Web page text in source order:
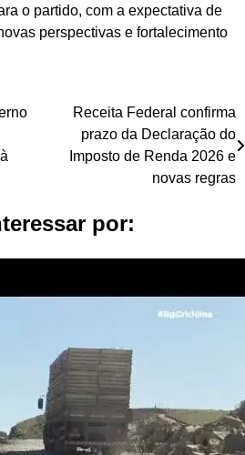
o partido, com a expectativa de
perspectivas e fortalecimento
Receita Federal confirma
prazo da Declaração do
Imposto de Renda 2026 e
novas regras
por: